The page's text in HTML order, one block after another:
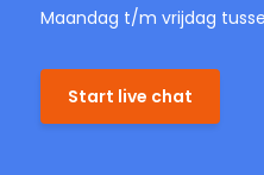
Maandag t/m vrijdag
Start live chat